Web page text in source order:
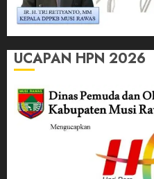
UCAPAN HPN 2026